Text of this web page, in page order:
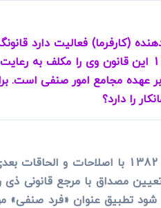
اصلاحات و الحاقات بعدی پیمانکار را فرد صنفی شناخته
اولا با توجه به تعریف «فرد صنفی» در ماده 3
مصداق با مرجع قانونی ذی